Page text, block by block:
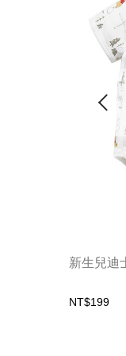
新生兒迪
NT$199